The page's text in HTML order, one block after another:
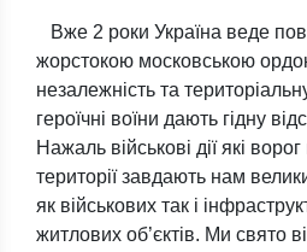
Вже 2 роки Україна веде
жорстокою московською
незалежність та
героїчні воїни дають гідну
Нажаль військові дії які
території завдають нам
як військових так і
житлових об’єктів. Ми свято